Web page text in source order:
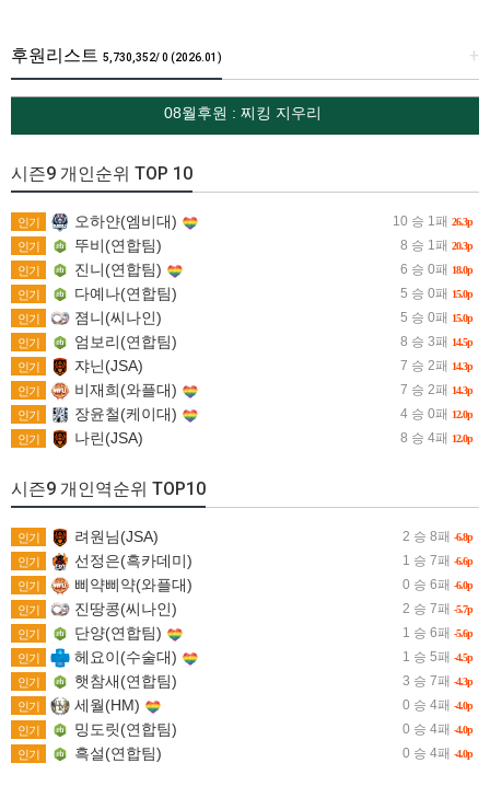
+
후원리스트 5,730,352/ 0 (2026.01)
08월후원 : 찌킹 지우리
시즌9 개인순위 TOP 10
10 승 1패 26.3p
인기 오하얀(엠비대)
8 승 1패 20.3p
인기 뚜비(연합팀)
6 승 0패 18.0p
인기 진니(연합팀)
5 승 0패 15.0p
인기 다예나(연합팀)
5 승 0패 15.0p
인기 졈니(씨나인)
8 승 3패 14.5p
인기 엄보리(연합팀)
7 승 2패 14.3p
인기 쟈닌(JSA)
7 승 2패 14.3p
인기 비재희(와플대)
4 승 0패 12.0p
인기 장윤철(케이대)
8 승 4패 12.0p
인기 나린(JSA)
시즌9 개인역순위 TOP10
2 승 8패 -6.8p
인기 려원님(JSA)
1 승 7패 -6.6p
인기 선정은(흑카데미)
0 승 6패 -6.0p
인기 삐약삐약(와플대)
2 승 7패 -5.7p
인기 진땅콩(씨나인)
1 승 6패 -5.6p
인기 단양(연합팀)
1 승 5패 -4.5p
인기 헤요이(수술대)
3 승 7패 -4.3p
인기 햇참새(연합팀)
0 승 4패 -4.0p
인기 세월(HM)
0 승 4패 -4.0p
인기 밍도릿(연합팀)
0 승 4패 -4.0p
인기 흑설(연합팀)